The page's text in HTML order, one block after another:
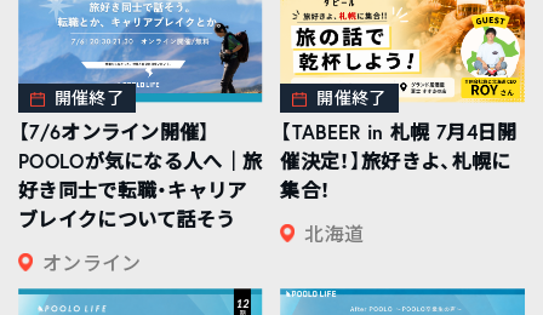
開催終了
【7/6オンライン開催】
POOLOが気になる人へ｜旅
好き同士で転職・キャリア
ブレイクについて話そう
オンライン
開催終了
【TABEER in 札幌 7月4日開
催決定！】旅好きよ、札幌に
集合！
北海道